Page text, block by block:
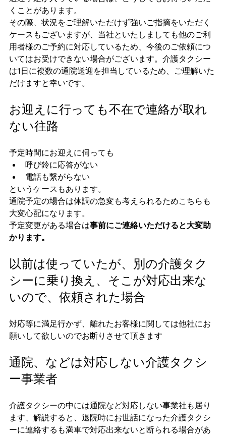
くことがあります。
その際、状況をご理解いただけず強いご指摘をいただく
ケースもございますが、当社といたしましても他のご利
用者様のご予約に対応しているため、今後のご依頼につ
いてはお受けできない場合がございます。介護タクシー
は1日に複数の通院送迎を担当しているため、ご理解いた
だけますと幸いです。
お迎えに行っても不在で連絡が取れ
ない往路
予定時間にお迎えに伺っても
呼び鈴に応答がない
電話も繋がらない
というケースもあります。
通院予定の場合は体調の急変も考えられるためこちらも
大変心配になります。
予定変更がある場合は事前にご連絡いただけると大変助
かります。
以前は使っていたが、別の介護タク
シーに乗り換え、そこが対応出来な
いので、依頼された場合
対応等に満足行かず、離れたお客様に関しては他社にお
願いして欲しいのでお断りさせて頂きます
通院、などは対応しない介護タクシ
ー事業者
介護タクシーの中には通院など対応しない事業社も居り
ます、解説すると、退院時にお世話になった介護タクシ
ーに連絡するも満車で対応出来ないと断られる場合があ